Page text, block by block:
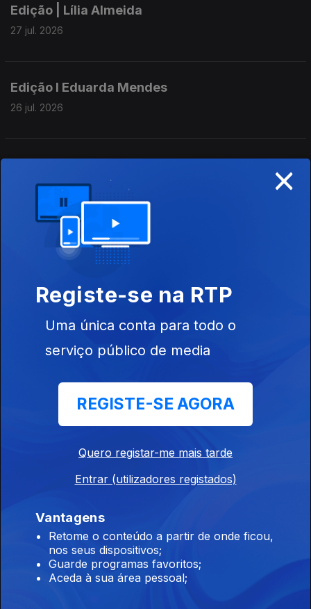
Edição | Lília Almeida
27 jul. 2026
Edição I Eduarda Mendes
26 jul. 2026
25 jul. 2026
Edição | Lília Almeida
Edição | Lília Almeida
Edição | Lília Almeida
Edição | Margarida Pereira
Edição I Sandra Pimenta
19 jul. 2026
×
Registe-se na RTP
Uma única conta para todo o
serviço público de media
REGISTE-SE AGORA
Quero registar-me mais tarde
Entrar (utilizadores registados)
Vantagens
Retome o conteúdo a partir de onde ficou,
nos seus dispositivos;
Guarde programas favoritos;
Aceda à sua área pessoal;